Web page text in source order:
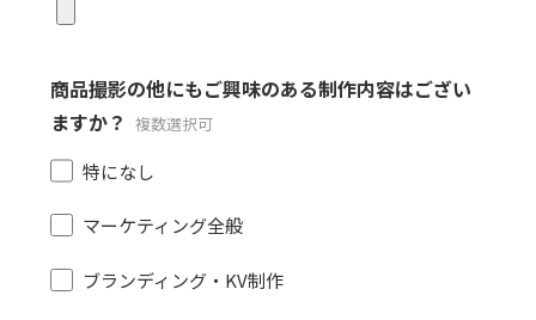
商品撮影の他にもご興味のある制作内容はござい
ますか？ 複数選択可
特になし
マーケティング全般
ブランディング・KV制作